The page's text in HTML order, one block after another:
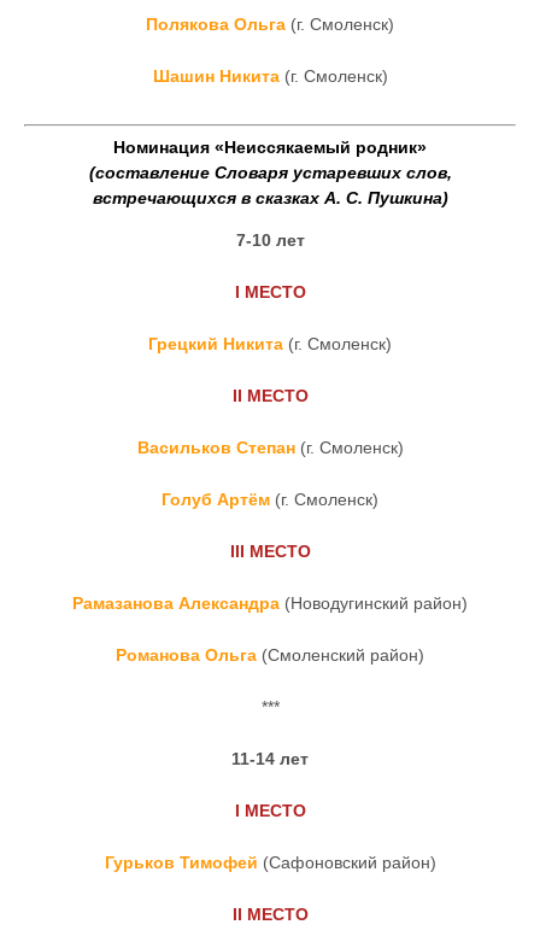
Полякова Ольга (г. Смоленск)
Шашин Никита(г. Смоленск)
Номинация «Неиссякаемый родник»
(составление Словаря устаревших слов,
встречающихся в сказках А. С. Пушкина)
7-10 лет
I МЕСТО
Грецкий Никита (г. Смоленск)
II МЕСТО
Васильков Степан(г. Смоленск)
Голуб Артём (г. Смоленск)
III МЕСТО
Рамазанова Александра (Новодугинский район)
Романова Ольга (Смоленский район)
***
11-14 лет
I МЕСТО
Гурьков Тимофей (Сафоновский район)
II МЕСТО